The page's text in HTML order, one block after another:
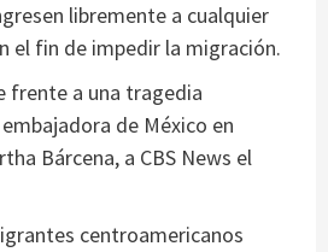
libremente a cualquier
el fin de impedir la migración.
frente a una tragedia
de México en
Bárcena, a CBS News el
centroamericanos